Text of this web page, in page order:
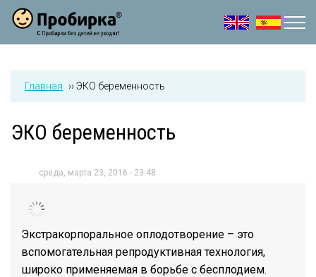
Jump to navigation
Главная ››ЭКО беременность
ЭКО беременность
среда, марта 23, 2016 - 23:48
Экстракорпоральное оплодотворение – это
вспомогательная репродуктивная технология,
широко применяемая в борьбе с бесплодием.